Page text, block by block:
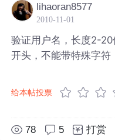
lihaoran8577
2010-11-01
验证用户名，长度2-
开头，不能带特殊字符
给本帖投票
78 5 打赏